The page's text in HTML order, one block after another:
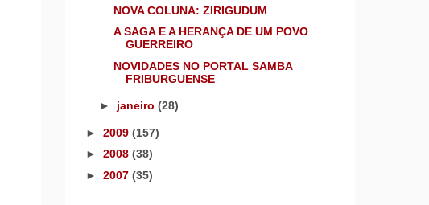
NOVA COLUNA: ZIRIGUDUM
A SAGA E A HERANÇA DE UM POVO
GUERREIRO
NOVIDADES NO PORTAL SAMBA
FRIBURGUENSE
► janeiro (28)
► 2009 (157)
► 2008 (38)
► 2007 (35)